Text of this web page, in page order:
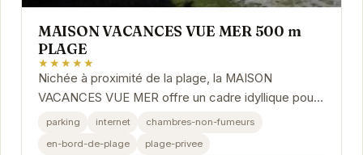
MAISON VACANCES VUE MER 500 m
PLAGE
★★★★★
Nichée à proximité de la plage, la MAISON
VACANCES VUE MER offre un cadre idyllique pour
des vacances en famille ou entre amis. Ses
parking internet
chambres-non-fumeurs
en-bord-de-plage
plage-privee